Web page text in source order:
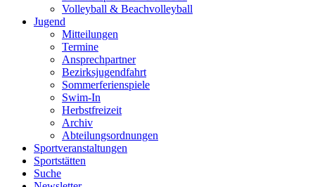
Volleyball & Beachvolleyball
Jugend
Mitteilungen
Termine
Ansprechpartner
Bezirksjugendfahrt
Sommerferienspiele
Swim-In
Herbstfreizeit
Archiv
Abteilungsordnungen
Sportveranstaltungen
Sportstätten
Suche